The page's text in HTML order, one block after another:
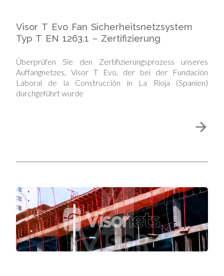
Visor T Evo Fan Sicherheitsnetzsystem
Typ T EN 1263.1 – Zertifizierung
Überprüfen Sie den Zertifizierungsprozess unseres
Auffangnetzes, Visor T Evo, der bei der Fundación
Laboral de la Construcción in La Rioja (Spanien)
durchgeführt wurde